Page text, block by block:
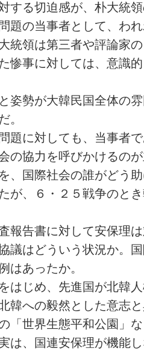
する切迫感が、朴大統
題の当事者として、わ
統領は第三者や評論家
惨事に対しては、意識
姿勢が大韓民国全体の
。
題に対しても、当事者
の協力を呼びかけるの
、国際社会の誰がどう
が、６・２５戦争のと
報告書に対して安保理
議はどういう状況か。
はあったか。
はじめ、先進国が北韓
韓への毅然とした意志
「世界生態平和公園」
は、国連安保理が機能